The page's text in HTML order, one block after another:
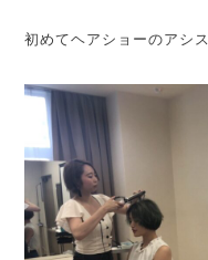
初めてヘアショーのアシ